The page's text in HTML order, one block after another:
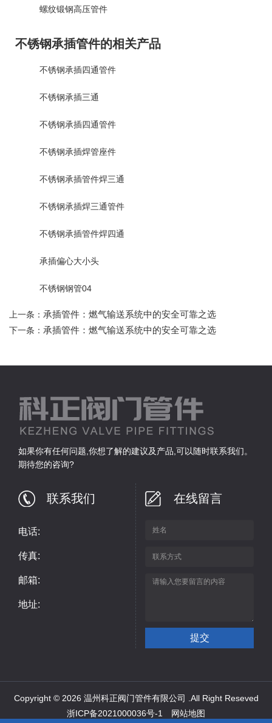
螺纹锻钢高压管件
不锈钢承插管件的相关产品
不锈钢承插四通管件
不锈钢承插三通
不锈钢承插四通管件
不锈钢承插焊管座件
不锈钢承插管件焊三通
不锈钢承插焊三通管件
不锈钢承插管件焊四通
承插偏心大小头
不锈钢钢管04
上一条： 承插管件：燃气输送系统中的安全可靠之选
下一条： 承插管件：燃气输送系统中的安全可靠之选
如果你有任何问题,你想了解的建议及产品,可以随时联系我们。
期待您的咨询?
联系我们
电话:
传真:
邮箱:
地址:
在线留言
Copyright © 2026 温州科正阀门管件有限公司 .All Right Reseved
浙ICP备2021000036号-1
网站地图